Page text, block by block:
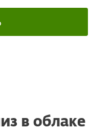
в облаке